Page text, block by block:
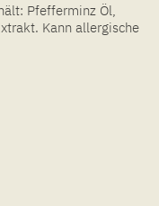
Pfefferminz Öl,
Kann allergische